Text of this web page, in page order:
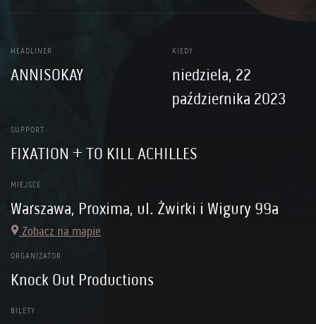
HEADLINER
ANNISOKAY
KIEDY
niedziela, 22
października 2023
SUPPORT
FIXATION + TO KILL ACHILLES
MIEJSCE
Warszawa, Proxima, ul. Żwirki i Wigury 99a
Zobacz na mapie
ORGANIZATOR
Knock Out Productions
BILETY